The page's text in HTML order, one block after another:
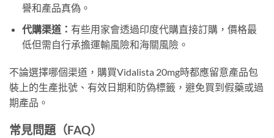
譽和產品真偽。
代購渠道： 有些用家會透過印度代購直接訂購，價格最
低但需自行承擔運輸風險和海關風險。
不論選擇哪個渠道，購買Vidalista 20mg時都應留意產品包
裝上的生產批號、有效日期和防偽標籤，避免買到假藥或過
期產品。
常見問題（FAQ）